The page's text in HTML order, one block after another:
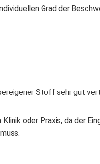
Grad der
Stoff sehr gut
oder Praxis, da der